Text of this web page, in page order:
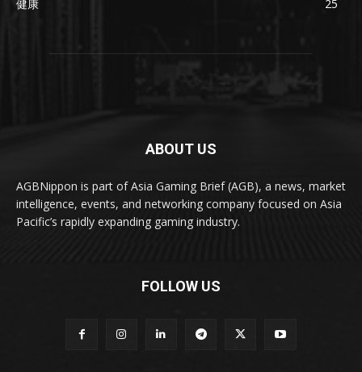
健康
25
ABOUT US
AGBNippon is part of Asia Gaming Brief (AGB), a news, market
intelligence, events, and networking company focused on Asia
Pacific’s rapidly expanding gaming industry.
FOLLOW US